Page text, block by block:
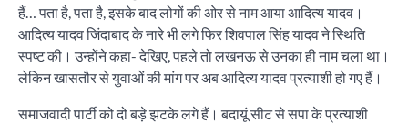
हैं… पता है, पता है, इसके बाद लोगों की ओर से नाम आया आदित्य यादव।
आदित्य यादव जिंदाबाद के नारे भी लगे फिर शिवपाल सिंह यादव ने स्थिति
स्पष्ट की। उन्होंने कहा- देखिए, पहले तो लखनऊ से उनका ही नाम चला था।
लेकिन खासतौर से युवाओं की मांग पर अब आदित्य यादव प्रत्याशी हो गए हैं।
समाजवादी पार्टी को दो बड़े झटके लगे हैं। बदायूं सीट से सपा के प्रत्याशी